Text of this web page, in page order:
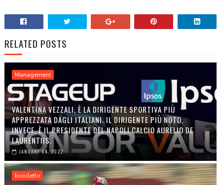
RELATED POSTS
Management
VALENTINA VEZZALI, È LA DIRIGENTE SPORTIVA PIÙ
APPREZZATA DAGLI ITALIANI. IL DIRIGENTE PIÙ NOTO,
INVECE, È IL PRESIDENTE DEL NAPOLI CALCIO AURELIO DE
LAURENTIIS.
JANUARY 04, 2022
bicicletta